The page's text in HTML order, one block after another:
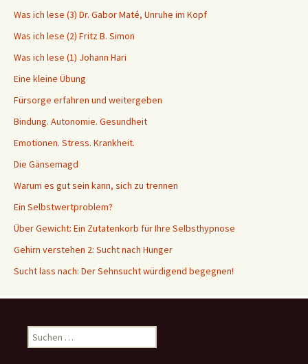
Was ich lese (3) Dr. Gabor Maté, Unruhe im Kopf
Was ich lese (2) Fritz B. Simon
Was ich lese (1) Johann Hari
Eine kleine Übung
Fürsorge erfahren und weitergeben
Bindung. Autonomie. Gesundheit
Emotionen. Stress. Krankheit.
Die Gänsemagd
Warum es gut sein kann, sich zu trennen
Ein Selbstwertproblem?
Über Gewicht: Ein Zutatenkorb für Ihre Selbsthypnose
Gehirn verstehen 2: Sucht nach Hunger
Sucht lass nach: Der Sehnsucht würdigend begegnen!
Suche
nach: